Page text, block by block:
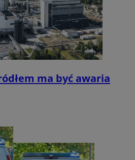
ma być awaria